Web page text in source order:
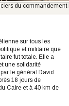
du commandement
sur tous les
et militaire que
fut totale. Elle a
une solidarité
le général David
18 jours de
Caire et à 40 km de